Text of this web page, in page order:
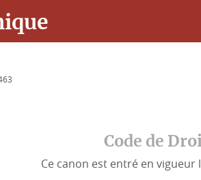
Code de
Ce canon est entré en vigueur